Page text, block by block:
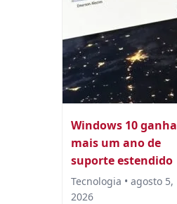
Windows 10 ganha
mais um ano de
suporte estendido
Tecnologia • agosto 5,
2026